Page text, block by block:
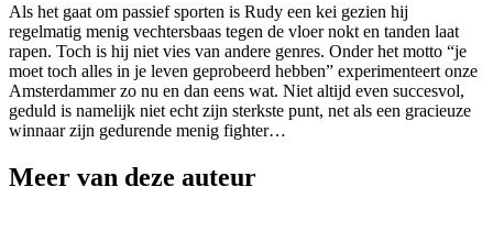
Als het gaat om passief sporten is Rudy een kei gezien hij
regelmatig menig vechtersbaas tegen de vloer nokt en tanden laat
rapen. Toch is hij niet vies van andere genres. Onder het motto “je
moet toch alles in je leven geprobeerd hebben” experimenteert onze
Amsterdammer zo nu en dan eens wat. Niet altijd even succesvol,
geduld is namelijk niet echt zijn sterkste punt, net als een gracieuze
winnaar zijn gedurende menig fighter…
Meer van deze auteur